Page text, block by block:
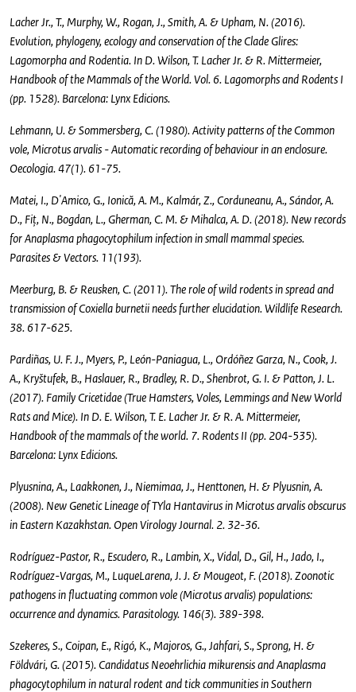
Lacher Jr., T., Murphy, W., Rogan, J., Smith, A. & Upham, N. (2016).
Evolution, phylogeny, ecology and conservation of the Clade Glires:
Lagomorpha and Rodentia. In D. Wilson, T. Lacher Jr. & R. Mittermeier,
Handbook of the Mammals of the World. Vol. 6. Lagomorphs and Rodents I
(pp. 1528). Barcelona: Lynx Edicions.
Lehmann, U. & Sommersberg, C. (1980). Activity patterns of the Common
vole, Microtus arvalis - Automatic recording of behaviour in an enclosure.
Oecologia. 47(1). 61-75.
Matei, I., D'Amico, G., Ionică, A. M., Kalmár, Z., Corduneanu, A., Sándor, A.
D., Fiț, N., Bogdan, L., Gherman, C. M. & Mihalca, A. D. (2018). New records
for Anaplasma phagocytophilum infection in small mammal species.
Parasites & Vectors. 11(193).
Meerburg, B. & Reusken, C. (2011). The role of wild rodents in spread and
transmission of Coxiella burnetii needs further elucidation. Wildlife Research.
38. 617-625.
Pardiñas, U. F. J., Myers, P., León-Paniagua, L., Ordóñez Garza, N., Cook, J.
A., Kryštufek, B., Haslauer, R., Bradley, R. D., Shenbrot, G. I. & Patton, J. L.
(2017). Family Cricetidae (True Hamsters, Voles, Lemmings and New World
Rats and Mice). In D. E. Wilson, T. E. Lacher Jr. & R. A. Mittermeier,
Handbook of the mammals of the world. 7. Rodents II (pp. 204-535).
Barcelona: Lynx Edicions.
Plyusnina, A., Laakkonen, J., Niemimaa, J., Henttonen, H. & Plyusnin, A.
(2008). New Genetic Lineage of TYla Hantavirus in Microtus arvalis obscurus
in Eastern Kazakhstan. Open Virology Journal. 2. 32-36.
Rodríguez-Pastor, R., Escudero, R., Lambin, X., Vidal, D., Gil, H., Jado, I.,
Rodríguez-Vargas, M., LuqueLarena, J. J. & Mougeot, F. (2018). Zoonotic
pathogens in fluctuating common vole (Microtus arvalis) populations:
occurrence and dynamics. Parasitology. 146(3). 389-398.
Szekeres, S., Coipan, E., Rigó, K., Majoros, G., Jahfari, S., Sprong, H. &
Földvári, G. (2015). Candidatus Neoehrlichia mikurensis and Anaplasma
phagocytophilum in natural rodent and tick communities in Southern